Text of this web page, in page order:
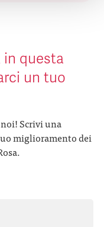
in questa
un tuo
Scrivi una
miglioramento dei